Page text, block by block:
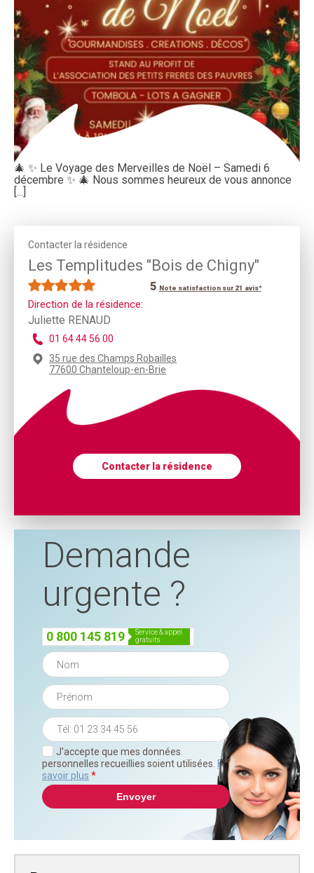
🎄 ✨ Le Voyage des Merveilles de Noël – Samedi 6
décembre ✨ 🎄 Nous sommes heureux de vous annonce
[...]
Contacter la résidence
Les Templitudes "Bois de Chigny"
5 Note satisfaction sur 21 avis*
Direction de la résidence:
Juliette RENAUD
01 64 44 56 00
35 rue des Champs Robailles
77600 Chanteloup-en-Brie
Contacter la résidence
Demande
urgente ?
0 800 145 819
service & appel
gratuits
J'accepte que mes données
personnelles recueillies soient utilisées. En
savoir plus *